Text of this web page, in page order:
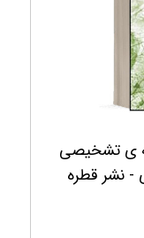
ی تشخیصی
- نشر قطره